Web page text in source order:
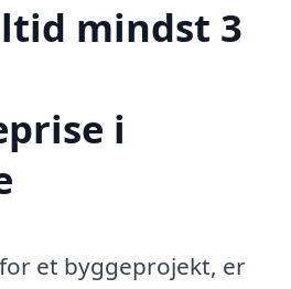
mindst 3
i
et byggeprojekt, er